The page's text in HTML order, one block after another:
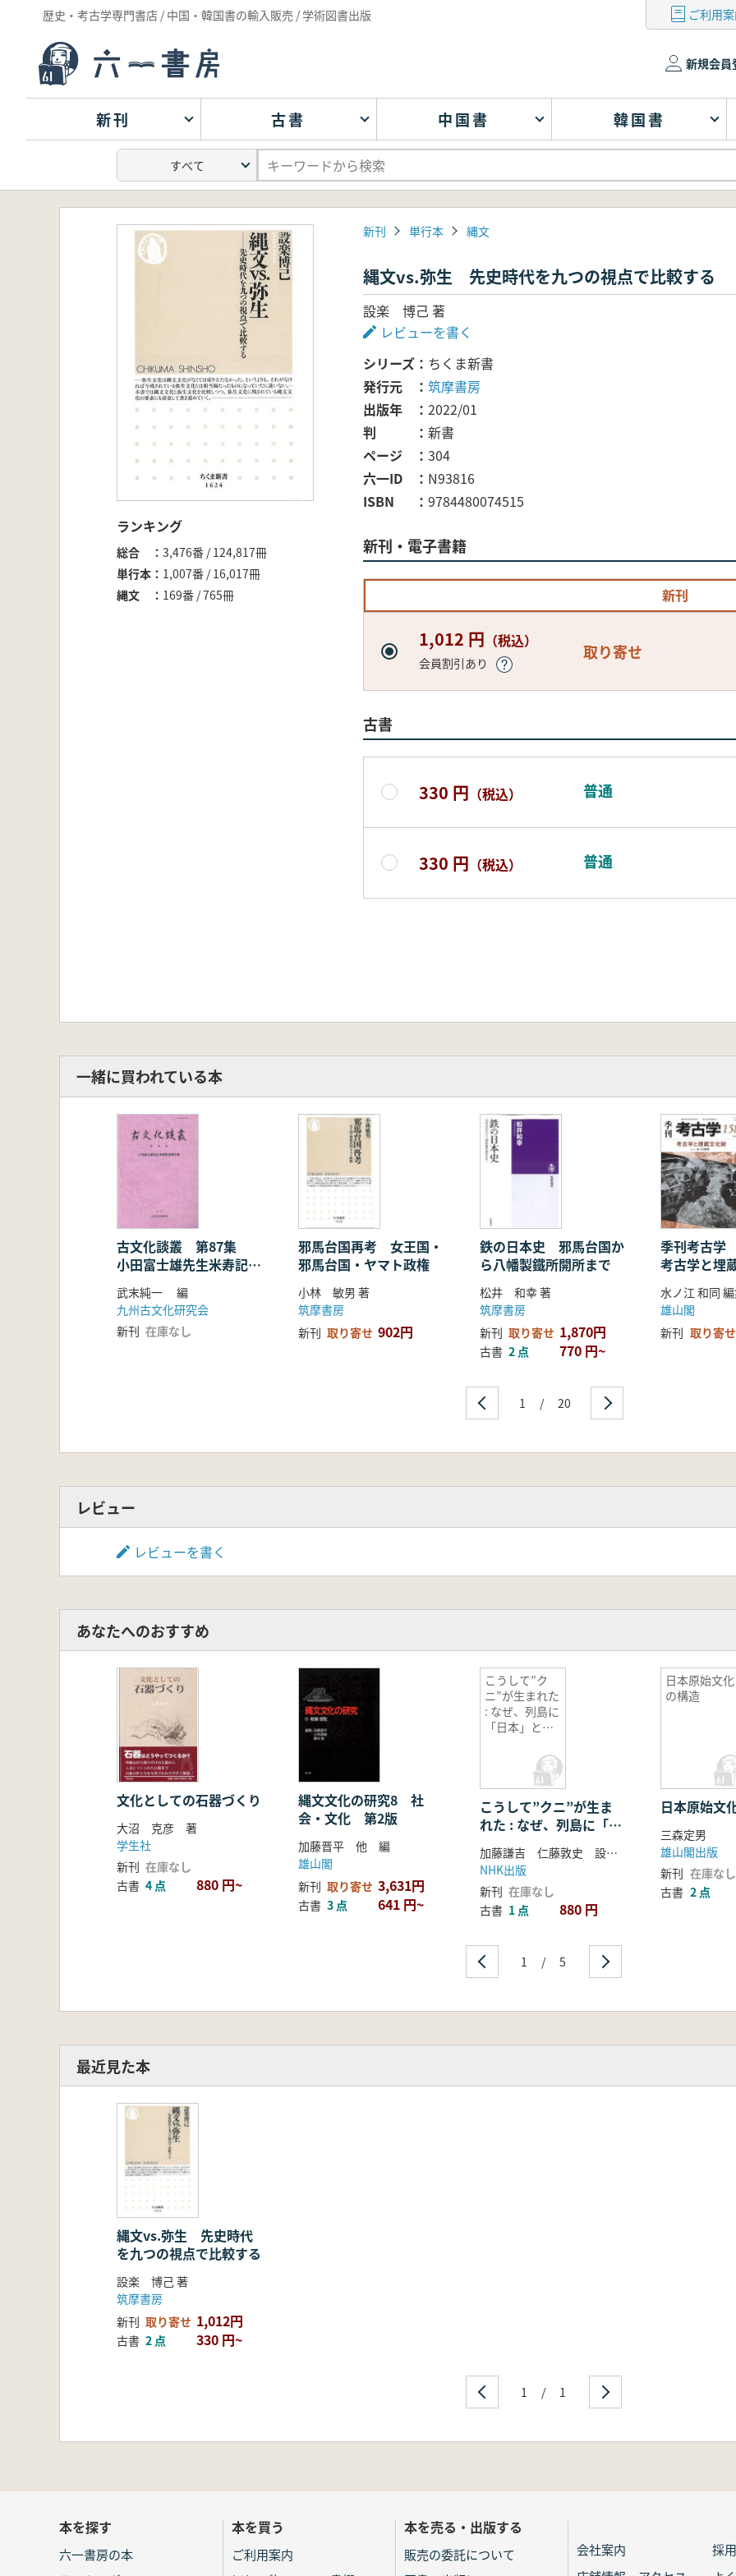
歴史・考古学専門書店 / 中国・韓国書の輸入販売 / 学術図書出版 ご利用
新規会員
新刊 古書 中国書 韓国書
ランキング
総合
3,476番 / 124,817冊
単行本
1,007番 / 16,017冊
縄文
169番 / 765冊
新刊 単行本 縄文
縄文vs.弥生 先史時代を九つの視点で比較する
設楽 博己 著
レビューを書く
シリーズ
ちくま新書
発行元
筑摩書房
出版年
2022/01
判
新書
ページ
304
六一ID
N93816
ISBN
9784480074515
新刊・電子書籍
新刊
1,012 円 （税込）
会員割引あり
取り寄せ
古書
330 円 （税込） 普通
330 円 （税込） 普通
一緒に買われている本
古文化談叢 第87集
小田富士雄先生米寿記念
論文集
武末純一 編
九州古文化研究会
新刊 在庫なし
邪馬台国再考 女王国・
邪馬台国・ヤマト政権
小林 敏男 著
筑摩書房
新刊 取り寄せ 902円
鉄の日本史 邪馬台国か
ら八幡製鐵所開所まで
松井 和幸 著
筑摩書房
新刊 取り寄せ 1,870円
古書 2 点 770 円~
季刊考古
考古学と埋
水ノ江 和同
雄山閣
新刊 取り寄せ
1 / 20
レビュー
レビューを書く
あなたへのおすすめ
文化としての石器づくり
大沼 克彦 著
学生社
新刊 在庫なし
古書 4 点 880 円~
縄文文化の研究8 社
会・文化 第2版
加藤晋平 他 編
雄山閣
新刊 取り寄せ 3,631円
古書 3 点 641 円~
こうして”ク
ニ”が生まれた
: なぜ、列島に
「日本」とい
こうして”クニ”が生ま
れた : なぜ、列島に「日
本」という国ができたの
か
加藤謙吉 仁藤敦史 設楽博己 著
NHK出版
新刊 在庫なし
古書 1 点 880 円
日本原始文化
の構造
日本原始文
三森定男
雄山閣出版
新刊 在庫なし
古書 2 点
1 / 5
最近見た本
縄文vs.弥生 先史時代
を九つの視点で比較する
設楽 博己 著
筑摩書房
新刊 取り寄せ 1,012円
古書 2 点 330 円~
1 / 1
本を探す
六一書房の本
本を買う
ご利用案内
本を売る・出版する
販売の委託について
会社案内
採